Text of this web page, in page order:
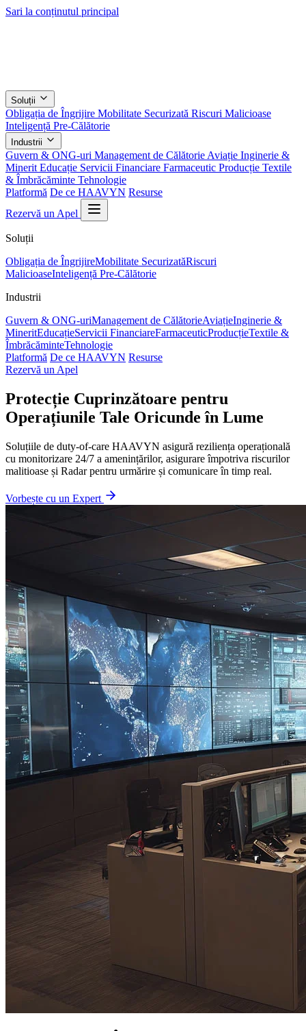
Sari la conținutul principal
Soluții
Obligația de Îngrijire Mobilitate Securizată Riscuri Malicioase
Inteligență Pre-Călătorie
Industrii
Guvern & ONG-uri Management de Călătorie Aviație Inginerie &
Minerit Educație Servicii Financiare Farmaceutic Producție Textile
& Îmbrăcăminte Tehnologie
Platformă De ce HAAVYN Resurse
Rezervă un Apel
Soluții
Obligația de ÎngrijireMobilitate SecurizatăRiscuri
MalicioaseInteligență Pre-Călătorie
Industrii
Guvern & ONG-uriManagement de CălătorieAviațieInginerie &
MineritEducațieServicii FinanciareFarmaceuticProducțieTextile &
ÎmbrăcăminteTehnologie
Platformă De ce HAAVYN Resurse
Rezervă un Apel
Protecție Cuprinzătoare pentru
Operațiunile Tale Oricunde în Lume
Soluțiile de duty-of-care HAAVYN asigură reziliența operațională
cu monitorizare 24/7 a amenințărilor, asigurare împotriva riscurilor
malitioase și Radar pentru urmărire și comunicare în timp real.
Vorbește cu un Expert